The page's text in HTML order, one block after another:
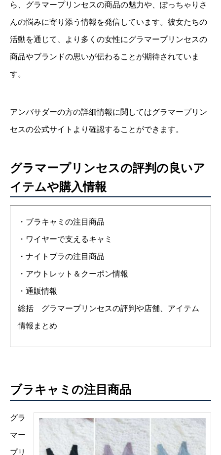
ら、グラマープリンセスの商品の魅力や、ぽっちゃりさ
んの悩みに寄り添う情報を発信しています。彼女たちの
活動を通じて、より多くの女性にグラマープリンセスの
商品やブランドの思いが伝わることが期待されていま
す。
アンバサダーの方の詳細情報に関してはグラマープリン
セスの公式サイトより確認することができます。
グラマープリンセスの評判の良いア
イテムや購入情報
・ブラキャミの注目商品
・ワイヤーで支えるキャミ
・ナイトブラの注目商品
・アウトレット＆クーポン情報
・通販情報
総括 グラマープリンセスの評判や店舗、アイテム
情報まとめ
ブラキャミの注目商品
グラ
マー
プリ